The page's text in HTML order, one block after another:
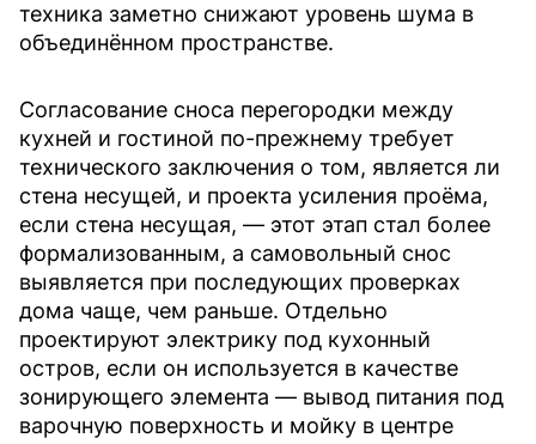
техника заметно снижают уровень шума в
объединённом пространстве.
Согласование сноса перегородки между
кухней и гостиной по-прежнему требует
технического заключения о том, является ли
стена несущей, и проекта усиления проёма,
если стена несущая, — этот этап стал более
формализованным, а самовольный снос
выявляется при последующих проверках
дома чаще, чем раньше. Отдельно
проектируют электрику под кухонный
остров, если он используется в качестве
зонирующего элемента — вывод питания под
варочную поверхность и мойку в центре